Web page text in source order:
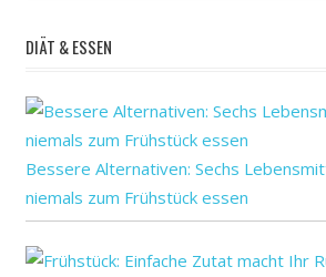
DIÄT & ESSEN
Bessere Alternativen: Sechs
niemals zum Frühstück essen